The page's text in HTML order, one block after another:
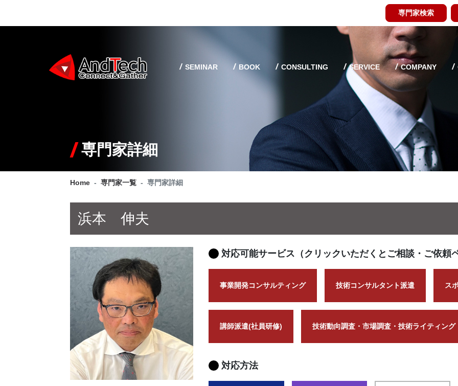
専門家検索
SEMINAR BOOK CONSULTING SERVICE COMPANY
専門家詳細
Home 専門家一覧 専門家詳細
浜本 伸夫
対応可能サービス（クリックいただくとご相談・ご依頼
事業開発コンサルティング 技術コンサルタント派遣 ス
講師派遣(社員研修) 技術動向調査・市場調査・技術ライティング
対応方法